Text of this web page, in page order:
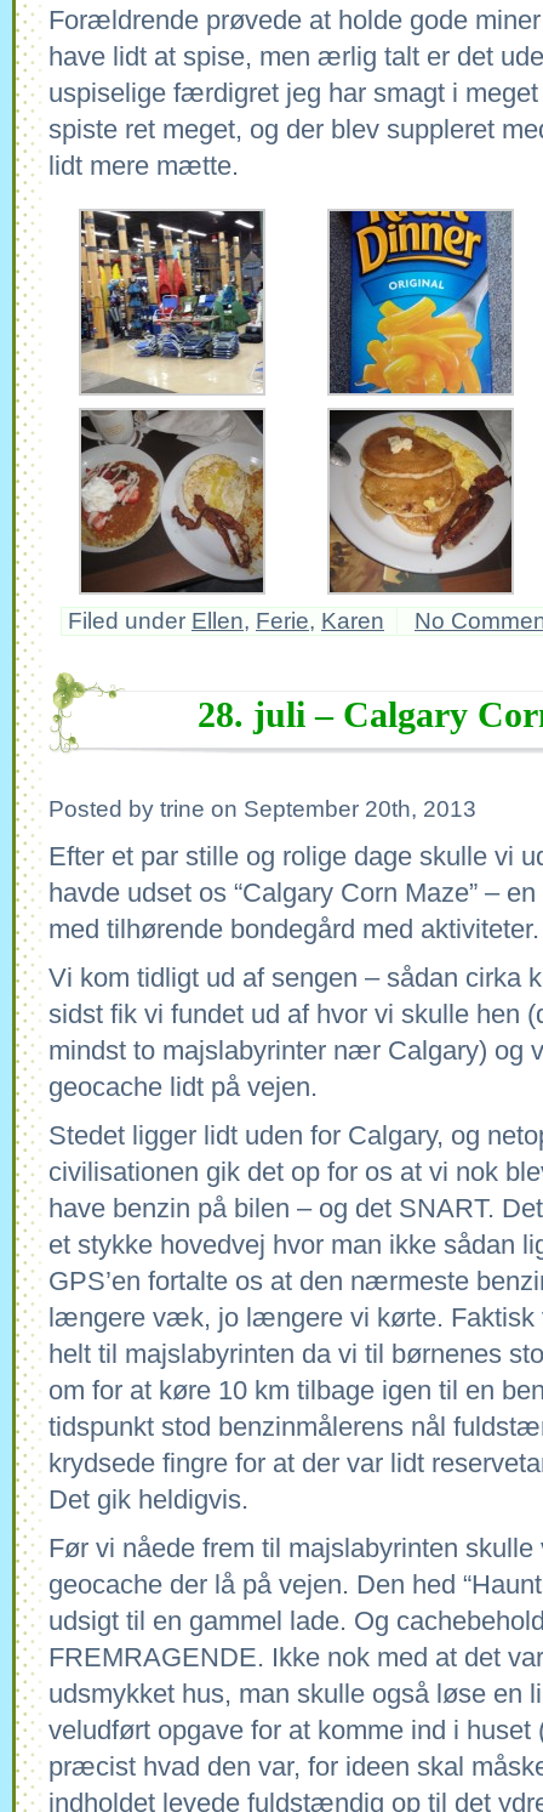
Forældrende prøvede at holde gode
have lidt at spise, men ærlig talt er det
uspiselige færdigret jeg har smagt i
spiste ret meget, og der blev suppleret
lidt mere mætte.
Filed under Ellen, Ferie, Karen No
28. juli – Calgary
Posted by trine on September 20th, 2013
Efter et par stille og rolige dage skulle vi
havde udset os “Calgary Corn Maze” –
med tilhørende bondegård med aktiviteter.
Vi kom tidligt ud af sengen – sådan cirka
sidst fik vi fundet ud af hvor vi skulle hen
mindst to majslabyrinter nær Calgary) og
geocache lidt på vejen.
Stedet ligger lidt uden for Calgary, og
civilisationen gik det op for os at vi nok
have benzin på bilen – og det SNART.
et stykke hovedvej hvor man ikke sådan
GPS’en fortalte os at den nærmeste
længere væk, jo længere vi kørte. Faktisk
helt til majslabyrinten da vi til børnenes
om for at køre 10 km tilbage igen til en
tidspunkt stod benzinmålerens nål
krydsede fingre for at der var lidt
Det gik heldigvis.
Før vi nåede frem til majslabyrinten
geocache der lå på vejen. Den hed
udsigt til en gammel lade. Og
FREMRAGENDE. Ikke nok med at det
udsmykket hus, man skulle også løse en
veludført opgave for at komme ind i huset
præcist hvad den var, for ideen skal
indholdet levede fuldstændig op til det